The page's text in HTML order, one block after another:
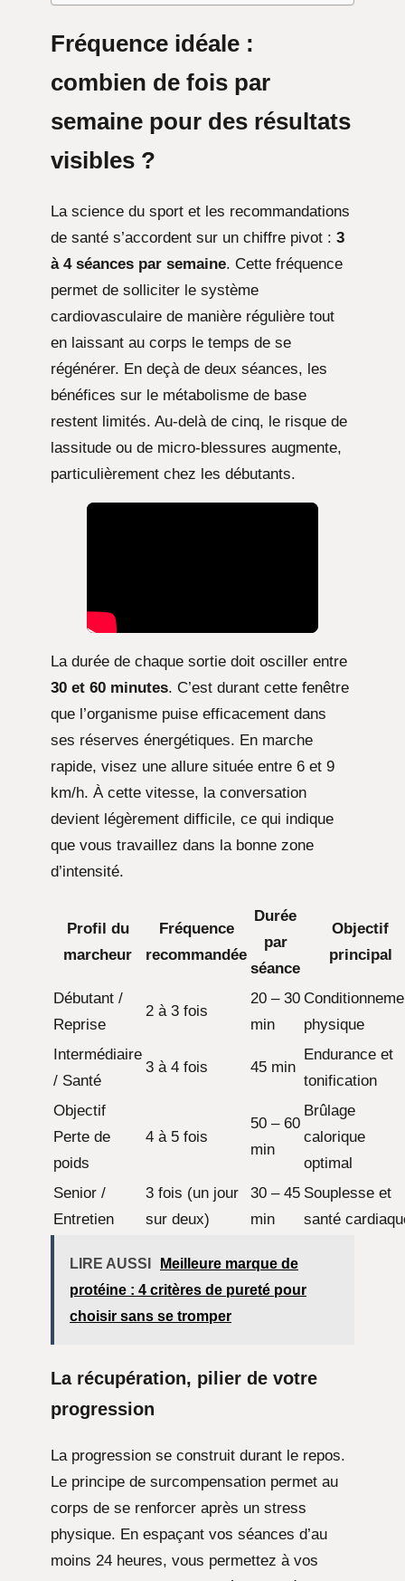
Fréquence idéale :
combien de fois par
semaine pour des résultats
visibles ?
La science du sport et les recommandations
de santé s’accordent sur un chiffre pivot : 3
à 4 séances par semaine. Cette fréquence
permet de solliciter le système
cardiovasculaire de manière régulière tout
en laissant au corps le temps de se
régénérer. En deçà de deux séances, les
bénéfices sur le métabolisme de base
restent limités. Au-delà de cinq, le risque de
lassitude ou de micro-blessures augmente,
particulièrement chez les débutants.
La durée de chaque sortie doit osciller entre
30 et 60 minutes. C’est durant cette fenêtre
que l’organisme puise efficacement dans
ses réserves énergétiques. En marche
rapide, visez une allure située entre 6 et 9
km/h. À cette vitesse, la conversation
devient légèrement difficile, ce qui indique
que vous travaillez dans la bonne zone
d’intensité.
Profil du
marcheur
Fréquence
recommandée
Durée
par
séance
Objectif
principal
Débutant /
Reprise
2 à 3 fois
20 – 30
min
physique
Intermédiaire
/ Santé
3 à 4 fois 45 min
Endurance et
tonification
Objectif
Perte de
poids
4 à 5 fois
50 – 60
min
Brûlage
calorique
optimal
Senior /
Entretien
3 fois (un jour
sur deux)
30 – 45
min
Souplesse et
santé
LIRE AUSSI
Meilleure marque de
protéine : 4 critères de pureté pour
choisir sans se tromper
La récupération, pilier de votre
progression
La progression se construit durant le repos.
Le principe de surcompensation permet au
corps de se renforcer après un stress
physique. En espaçant vos séances d’au
moins 24 heures, vous permettez à vos